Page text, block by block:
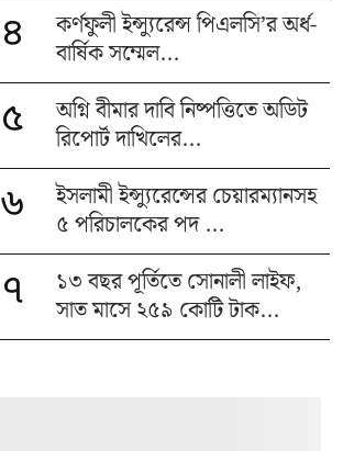
৪
কর্ণফুলী ইন্স্যুরেন্স পিএলসি’র অর্ধ-
বার্ষিক সম্মেল...
৫
অগ্নি বীমার দাবি নিষ্পত্তিতে অডিট
রিপোর্ট দাখিলের...
৬
ইসলামী ইন্স্যুরেন্সের চেয়ারম্যানসহ
৫ পরিচালকের পদ ...
৭
১৩ বছর পূর্তিতে সোনালী লাইফ,
সাত মাসে ২৫৯ কোটি টাক...